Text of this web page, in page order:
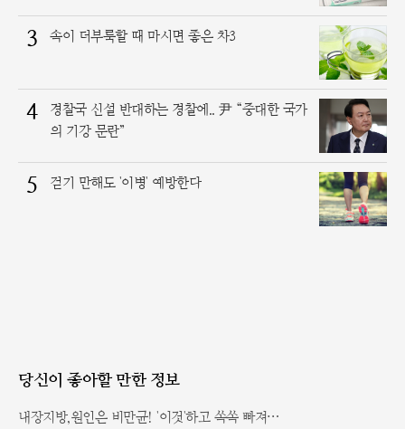
3 속이 더부룩할 때 마시면 좋은 차3
4
경찰국 신설 반대하는 경찰에.. 尹 “중대한 국가
의 기강 문란”
5 걷기 만해도 '이병' 예방한다
당신이 좋아할 만한 정보
내장지방,원인은 비만균! '이것'하고 쏙쏙 빠져…